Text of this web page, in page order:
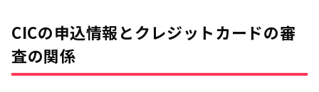
CICの申込情報とクレジットカードの審
査の関係